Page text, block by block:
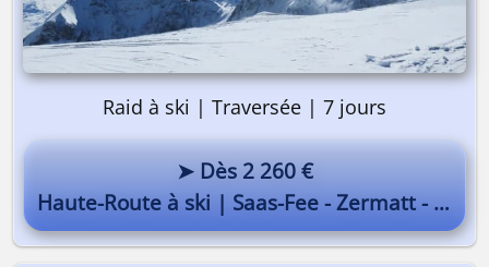
Raid à ski | Traversée | 7 jours
➤ Dès 2 260 €
Haute-Route à ski | Saas-Fee - Zermatt - Chamonix